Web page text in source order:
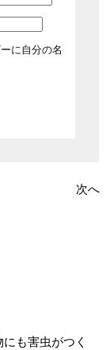
に自分の名
次へ
も害虫がつく